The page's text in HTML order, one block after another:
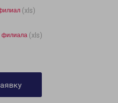
(xls)
филиала (xls)